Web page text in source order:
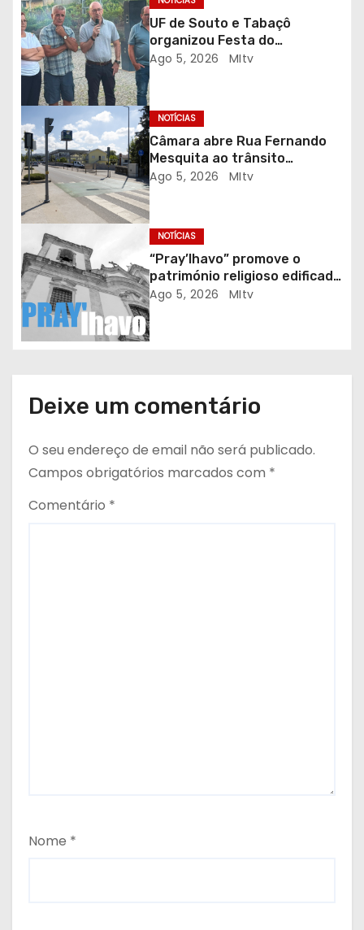
d
e
a
r
t
i
o
s
UF de Souto e Tabaçô
organizou Festa do
Emigrante
Ago 5, 2026 MItv
NOTÍCIAS
Câmara abre Rua Fernando
Mesquita ao trânsito
automóvel
Ago 5, 2026 MItv
NOTÍCIAS
“Pray’lhavo” promove o
património religioso edificado
do Arciprestado
Ago 5, 2026 MItv
Deixe um comentário
O seu endereço de email não será publicado.
Campos obrigatórios marcados com *
Comentário *
Nome *